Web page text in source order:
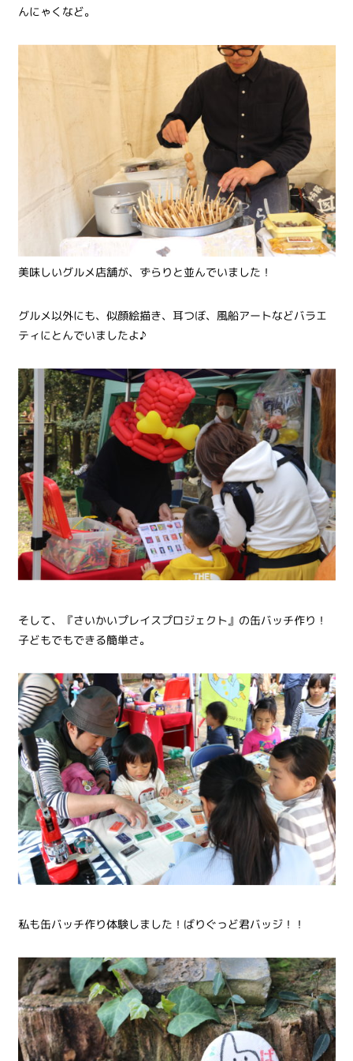
んにゃくなど。
美味しいグルメ店舗が、ずらりと並んでいました！
グルメ以外にも、似顔絵描き、耳つぼ、風船アートなどバラエ
ティにとんでいましたよ♪
そして、『さいかいプレイスプロジェクト』の缶バッチ作り！
子どもでもできる簡単さ。
私も缶バッチ作り体験しました！ばりぐっど君バッジ！！